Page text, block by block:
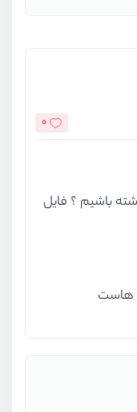
0
باشیم ؟ فایل
هاست